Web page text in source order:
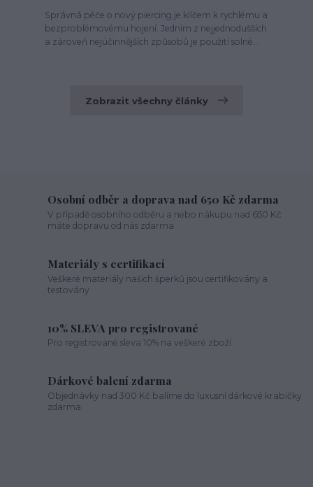
Správná péče o nový piercing je klíčem k rychlému a
bezproblémovému hojení. Jedním z nejjednodušších
a zároveň nejúčinnějších způsobů je použití solné...
Zobrazit všechny články
Osobní odběr a doprava nad 650 Kč zdarma
V případě osobního odběru a nebo nákupu nad 650 Kč
máte dopravu od nás zdarma
Materiály s certifikací
Veškeré materiály našich šperků jsou certifikovány a
testovány
10% SLEVA pro registrované
Pro registrované sleva 10% na veškeré zboží
Dárkové balení zdarma
Objednávky nad 300 Kč balíme do luxusní dárkové krabičky
zdarma